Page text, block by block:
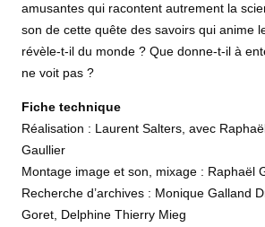
amusantes qui racontent autrement la
son de cette quête des savoirs qui anime
révèle-t-il du monde ? Que donne-t-il à
ne voit pas ?
Fiche technique
Réalisation : Laurent Salters, avec
Gaullier
Montage image et son, mixage : Raphaël
Recherche d’archives : Monique Galland
Goret, Delphine Thierry Mieg